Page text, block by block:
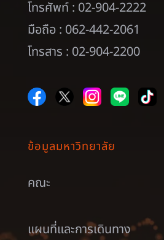
โทรศัพท์ : 02-904-2222
มือถือ : 062-442-2061
โทรสาร : 02-904-2200
ข้อมูลมหาวิทยาลัย
คณะ
แผนที่และการเดินทาง